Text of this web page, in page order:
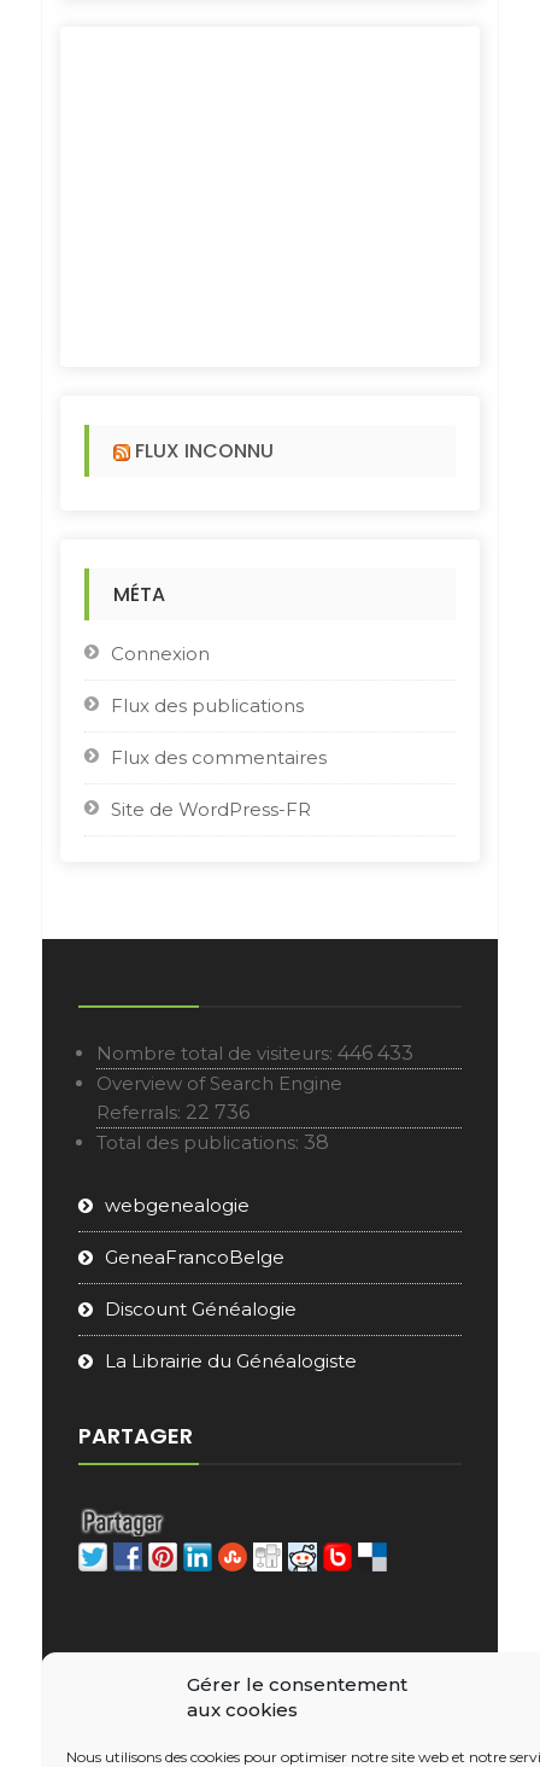
Gérer le consentement
aux cookies
Nous utilisons des cookies pour optimiser notre site web et notre
FLUX INCONNU
MÉTA
Connexion
Flux des publications
Flux des commentaires
Site de WordPress-FR
Nombre total de visiteurs: 446 433
Overview of Search Engine
Referrals: 22 736
Total des publications: 38
webgenealogie
GeneaFrancoBelge
Discount Généalogie
La Librairie du Généalogiste
PARTAGER
Copyright © 2026 - e-Librairie Généalogique